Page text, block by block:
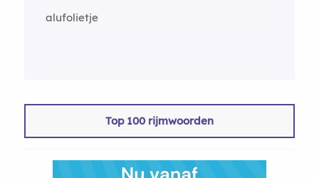
alufolietje
Top 100 rijmwoorden